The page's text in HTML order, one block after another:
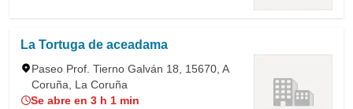
La Tortuga de aceadama
Paseo Prof. Tierno Galván 18, 15670, A
Coruña, La Coruña
Se abre en 3 h 1 min